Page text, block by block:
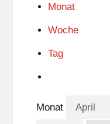
Monat
Woche
Tag
Monat